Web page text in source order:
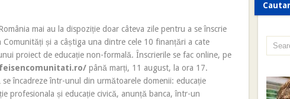
mai au la dispoziție doar câteva zile pentru a se înscrie
și a câștiga una dintre cele 10 finanțări a cate
proiect de educație non-formală. Înscrierile se fac online, pe
până marți, 11 august, la ora 17.
încadreze într-unul din următoarele domenii: educație
profesionala și educație civică, anunță banca, într-un